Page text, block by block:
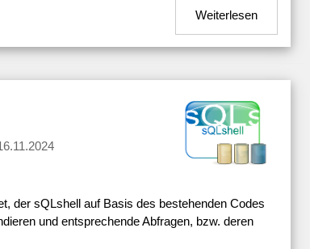
Weiterlesen
der sQLshell auf Basis des bestehenden Codes
und entsprechende Abfragen, bzw. deren